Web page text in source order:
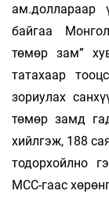
байгаа
төмөр зам”
татахаар
зориулах
төмөр замд
хийлгэж, 188
тодорхойлно
МСС-гаас